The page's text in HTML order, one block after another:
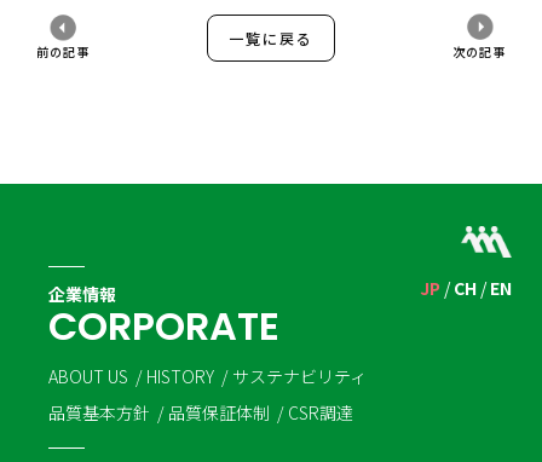
前の記事
一覧に戻る
次の記事
JP CH EN
企業情報
CORPORATE
ABOUT US HISTORY
サステナビリティ
品質基本方針
品質保証体制 CSR調達